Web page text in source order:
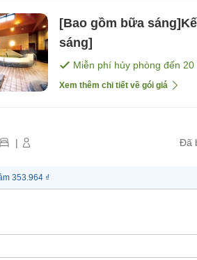
[Bao gồm bữa
sáng]
Miễn phí hủy phòng đến 20
Xem thêm chi tiết về gói giá
| Đã
353.964 ₫